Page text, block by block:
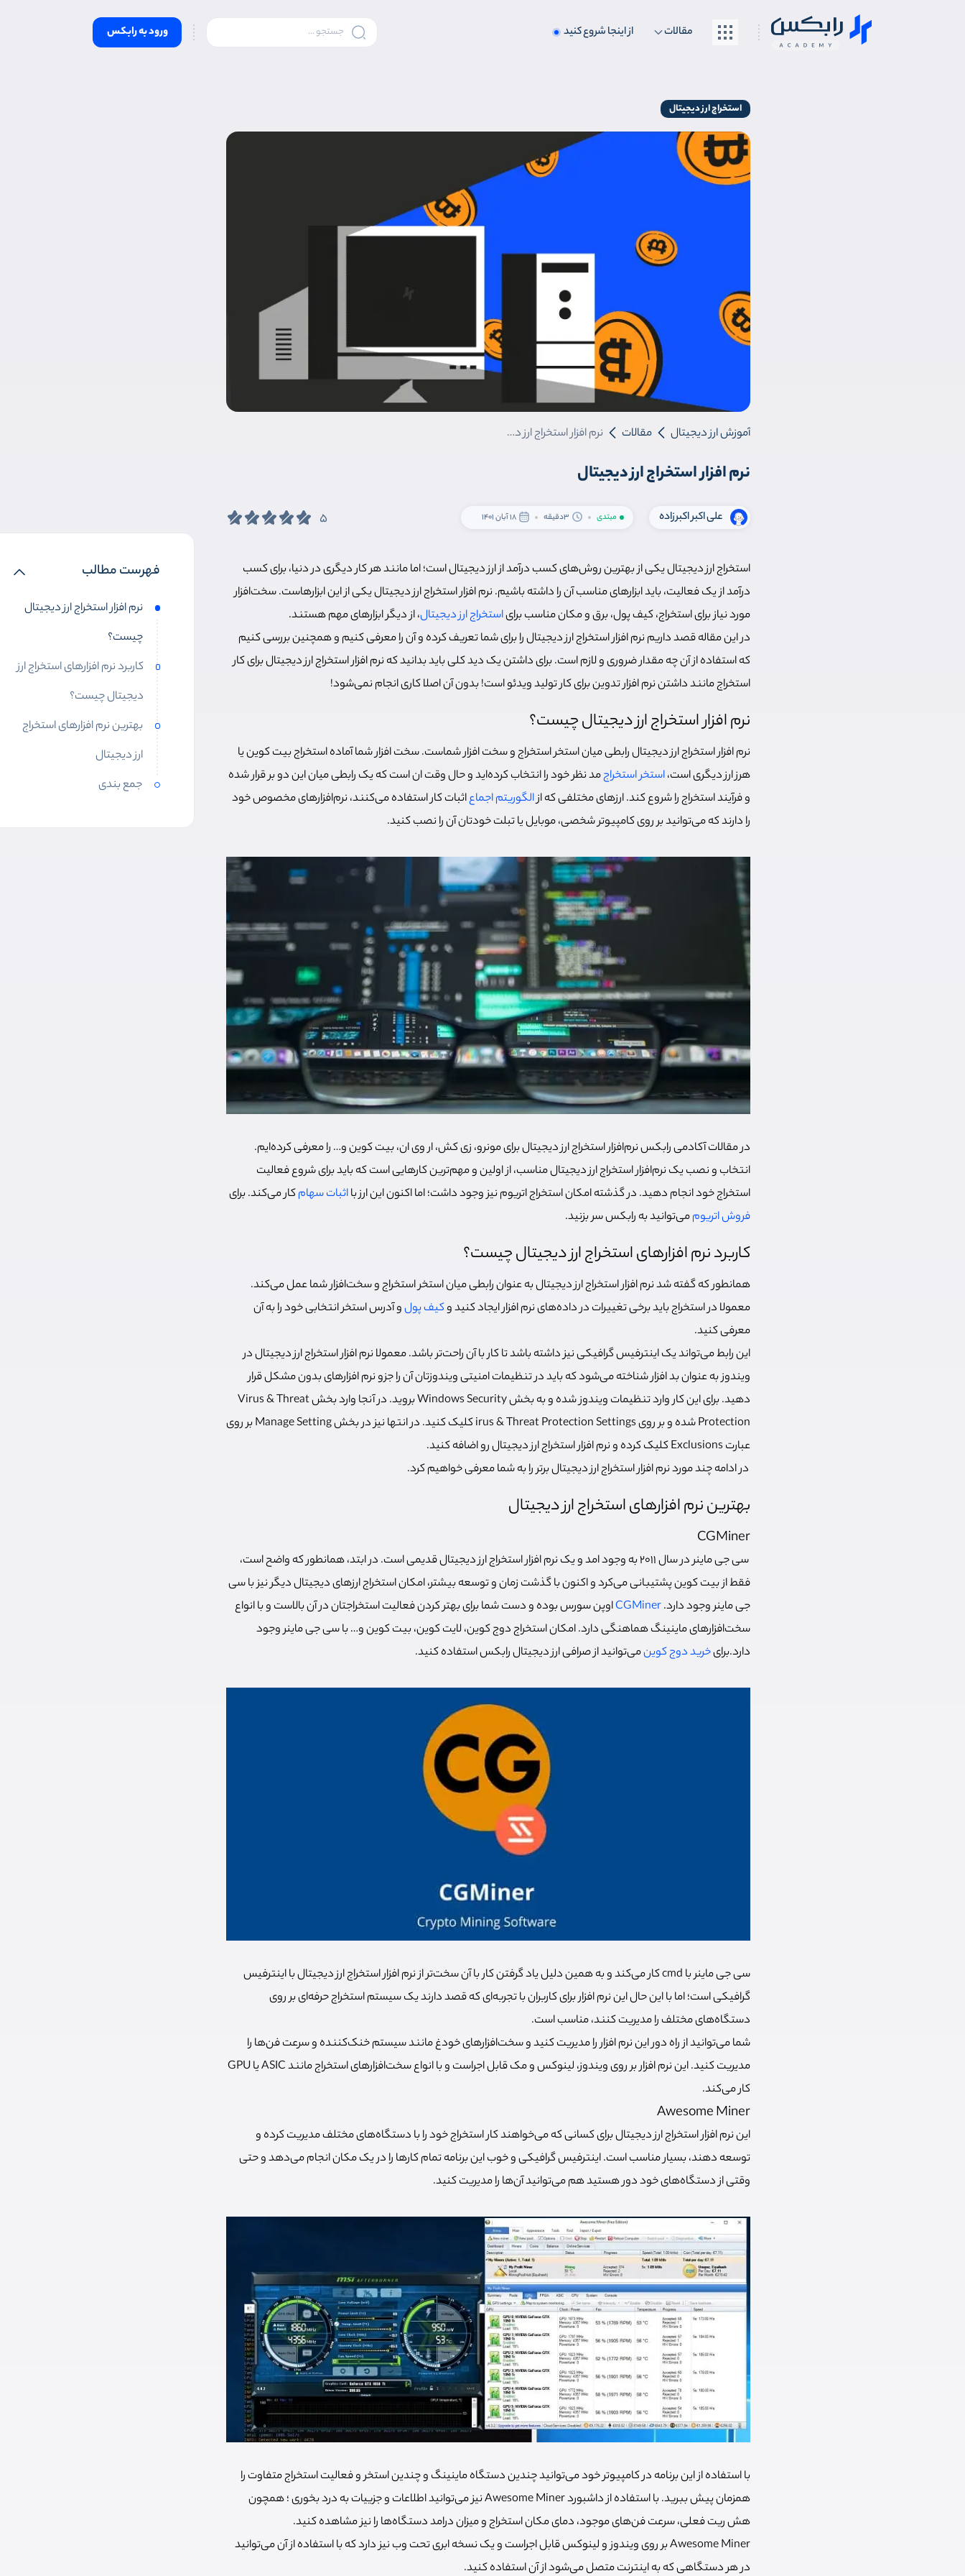
مقالات از اینجا شروع کنید ورود به رابکس
استخراج ارز دیجیتال
آموزش ارز دیجیتال مقالات نرم افزار استخراج ارز دیجیتال
نرم افزار استخراج ارز دیجیتال
علی اکبر اکبرزاده مبتدی 3دقیقه 18 آبان 1401 5
فهرست مطالب
نرم افزار استخراج ارز دیجیتال
چیست؟
کاربرد نرم افزارهای استخراج ارز
دیجیتال چیست؟
بهترین نرم‌ افزارهای استخراج
ارز دیجیتال
جمع بندی
استخراج ارز دیجیتال یکی از بهترین روش‌های کسب درآمد از ارز دیجیتال است؛ اما مانند هر کار دیگری در دنیا، برای کسب
درآمد از یک فعالیت، باید ابزارهای مناسب آن را داشته باشیم. نرم افزار استخراج ارز دیجیتال یکی از این ابزارهاست. سخت‌افزار
مورد نیاز برای استخراج، کیف پول، برق و مکان مناسب برایاستخراج ارز دیجیتال، از دیگر ابزارهای مهم هستند.
در این مقاله قصد داریم نرم افزار استخراج ارز دیجیتال را برای شما تعریف کرده و آن را معرفی کنیم و همچنین بررسی کنیم
که استفاده از آن چه مقدار ضروری و لازم است. برای داشتن یک دید کلی باید بدانید که نرم افزار استخراج ارز دیجیتال برای کار
استخراج مانند داشتن نرم افزار تدوین برای کار تولید ویدئو است! بدون آن اصلا کاری انجام نمی‌شود!
نرم افزار استخراج ارز دیجیتال چیست؟
نرم افزار استخراج ارز دیجیتال رابطی میان استخر استخراج و سخت افزار شماست. سخت افزار شما آماده استخراج بیت کوین یا
هرز ارز دیگری است،استخر استخراجمد نظر خود را انتخاب کرده‌اید و حال وقت ان است که یک رابطی میان این دو بر قرار شده
و فرآیند استخراج را شروع کند. ارزهای مختلفی که ازالگوریتم اجماعاثبات کار استفاده می‌کنند، نرم‌افزارهای مخصوص خود
را دارند که می‌توانید بر روی کامپیوتر شخصی، موبایل یا تبلت خودتان آن را نصب کنید.
در مقالات آکادمی رابکس نرم‌افزار استخراج ارز دیجیتال برای مونرو، زی کش، ار وی ان، بیت کوین و… را معرفی کرده‌ایم.
انتخاب و نصب یک نرم‌افزار استخراج ارز دیجیتال مناسب، از اولین و مهم‌ترین کارهایی است که باید برای شروع فعالیت
استخراج خود انجام دهید. در گذشته امکان استخراج اتریوم نیز وجود داشت؛ اما اکنون این ارز بااثبات سهامکار می‌کند. برای
فروش اتریوممی‌توانید به رابکس سر بزنید.
کاربرد نرم افزارهای استخراج ارز دیجیتال چیست؟
همانطور که گفته شد نرم افزار استخراج ارز دیجیتال به عنوان رابطی میان استخر استخراج و سخت‌افزار شما عمل می‌کند.
معمولا در استخراج باید برخی تغییرات در داده‌های نرم افزار ایجاد کنید وکیف پولو آدرس استخر انتخابی خود را به آن‌
معرفی کنید.
این رابط می‌تواند یک اینترفیس گرافیکی نیز داشته باشد تا کار با آن راحت‌تر باشد. معمولا نرم افزار استخراج ارز دیجیتال در
ویندوز به عنوان بد افزار شناخته می‌شود که باید در تنظیمات امنیتی ویندوزتان آن را جزو نرم افزارهای بدون مشکل قرار
دهید. برای این کار وارد تنظیمات ویندوز شده و به بخش Windows Security بروید. در آنجا وارد بخش Virus & Threat
Protection شده و بر روی irus & Threat Protection Settings کلیک کنید. در انتها نیز در بخش Manage Setting بر روی
عبارت Exclusions کلیک کرده و نرم افزار استخراج ارز دیجیتال رو اضافه کنید.
در ادامه چند مورد نرم افزار استخراج ارز دیجیتال برتر را به شما معرفی خواهیم کرد.
بهترین نرم‌ افزارهای استخراج ارز دیجیتال
CGMiner
سی جی ماینر در سال 2011 به وجود امد و یک نرم افزار استخراج ارز دیجیتال قدیمی است. در ابتد، همانطور که واضح است،
فقط از بیت کوین پشتیبانی می‌کرد و اکنون با گذشت زمان و توسعه بیشتر، امکان استخراج ارزهای دیجیتال دیگر نیز با سی
جی ماینر وجود دارد.CGMinerاوپن سورس بوده و دست شما برای بهتر کردن فعالیت استخراجتان در آن بالاست و با انواع
سخت‌افزارهای ماینینگ هماهنگی دارد. امکان استخراج دوج کوین، لایت کوین، بیت کوین و… با سی جی ماینر وجود
دارد.برایخرید دوج کوینمی‌توانید از صرافی ارز دیجیتال رابکس استفاده کنید.
سی جی ماینر با cmd کار می‌کند و به همین دلیل یاد گرفتن کار با آن سخت‌تر از نرم افزار استخراج ارز دیجیتال با اینترفیس
گرافیکی است؛ اما با این حال این نرم افزار برای کاربران با تجربه‌ای که قصد دارند یک سیستم استخراج حرفه‌ای بر روی
دستگاه‌های مختلف را مدیریت کنند، مناسب است.
شما می‌توانید از راه دور این نرم افزار را مدیریت کنید و سخت‌افزارهای خودغ مانند سیستم خنک‌کننده و سرعت فن‌ها را
مدیریت کنید. این نرم افزار بر روی ویندوز، لینوکس و مک قابل اجراست و با انواع سخت‌افزارهای استخراج مانند ASIC یا GPU
کار می‌کند.
Awesome Miner
این نرم افزار استخراج ارز دیجیتال برای کسانی که می‌خواهند کار استخراج خود را با دستگاه‌های مختلف مدیریت کرده و
توسعه دهند، بسیار مناسب است. اینترفیس گرافیکی و خوب این برنامه تمام کارها را در یک مکان انجام می‌دهد و حتی
وقتی از دستگاه‌های خود دور هستید هم می‌توانید آن‌ها را مدیریت کنید.
با استفاده از این برنامه در کامپیوتر خود می‌توانید چندین دستگاه ماینینگ و چندین استخر و فعالیت استخراج متفاوت را
همزمان پیش ببرید. با استفاده از داشبورد Awesome Miner نیز می‌توانید اطلاعات و جزییات به درد بخوری ؛ همچون
هش ریت فعلی، سرعت فن‌های موجود، دمای مکان استخراج و میزان درامد دستگاه‌ها را نیز مشاهده کنید.
Awesome Miner بر روی ویندوز و لینوکس قابل اجراست و یک نسخه ابری تحت وب نیز دارد که با استفاده از آن می‌توانید
در هر دستگاهی که به اینترنت متصل می‌شود از آن استفاده کنید.